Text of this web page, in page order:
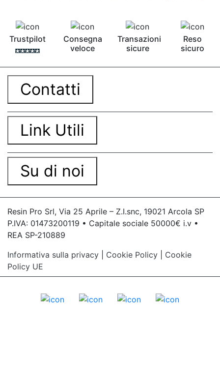
Trustpilot
Consegna
veloce
Transazioni
sicure
Reso
sicuro
Contatti
Link Utili
Su di noi
Resin Pro Srl, Via 25 Aprile – Z.I.snc, 19021 Arcola SP
P.IVA: 01473200119 • Capitale sociale 50000€ i.v •
REA SP-210889
Informativa sulla privacy
Cookie Policy
Cookie
Policy UE